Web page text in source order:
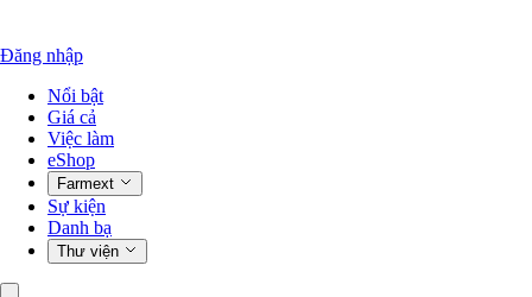
Đăng nhập
Nổi bật
Giá cả
Việc làm
eShop
Farmext
Sự kiện
Danh bạ
Thư viện